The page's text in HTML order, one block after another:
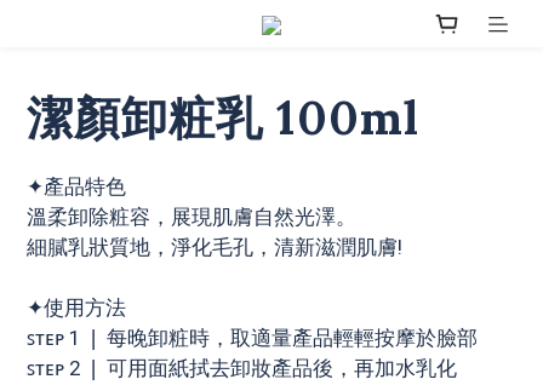
潔顏卸粧乳 100ml
✦產品特色
溫柔卸除粧容，展現肌膚自然光澤。
細膩乳狀質地，淨化毛孔，清新滋潤肌膚!
✦使用方法
ꜱᴛᴇᴘ 1 ❘ 每晚卸粧時，取適量產品輕輕按摩於臉部
ꜱᴛᴇᴘ 2 ❘ 可用面紙拭去卸妝產品後，再加水乳化